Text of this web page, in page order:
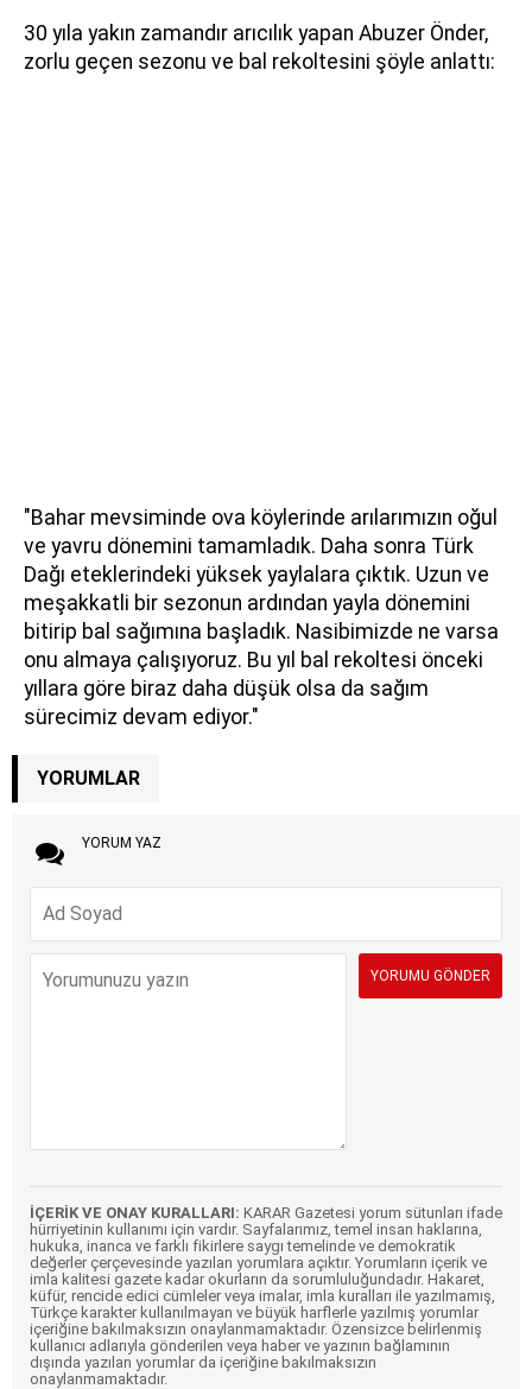
30 yıla yakın zamandır arıcılık yapan Abuzer Önder,
zorlu geçen sezonu ve bal rekoltesini şöyle anlattı:
"Bahar mevsiminde ova köylerinde arılarımızın oğul
ve yavru dönemini tamamladık. Daha sonra Türk
Dağı eteklerindeki yüksek yaylalara çıktık. Uzun ve
meşakkatli bir sezonun ardından yayla dönemini
bitirip bal sağımına başladık. Nasibimizde ne varsa
onu almaya çalışıyoruz. Bu yıl bal rekoltesi önceki
yıllara göre biraz daha düşük olsa da sağım
sürecimiz devam ediyor."
YORUMLAR
YORUM YAZ
İÇERİK VE ONAY KURALLARI: KARAR Gazetesi yorum sütunları ifade
hürriyetinin kullanımı için vardır. Sayfalarımız, temel insan haklarına,
hukuka, inanca ve farklı fikirlere saygı temelinde ve demokratik
değerler çerçevesinde yazılan yorumlara açıktır. Yorumların içerik ve
imla kalitesi gazete kadar okurların da sorumluluğundadır. Hakaret,
küfür, rencide edici cümleler veya imalar, imla kuralları ile yazılmamış,
Türkçe karakter kullanılmayan ve büyük harflerle yazılmış yorumlar
içeriğine bakılmaksızın onaylanmamaktadır. Özensizce belirlenmiş
kullanıcı adlarıyla gönderilen veya haber ve yazının bağlamının
dışında yazılan yorumlar da içeriğine bakılmaksızın
onaylanmamaktadır.